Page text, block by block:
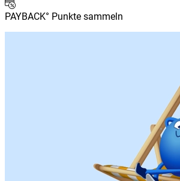
PAYBACK° Punkte sammeln